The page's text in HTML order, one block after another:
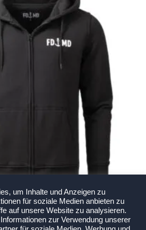
können
Produktseite
gewählt
Herren
um Inhalte und Anzeigen zu
für soziale Medien anbieten zu
auf unsere Website zu analysieren.
zur Verwendung unserer